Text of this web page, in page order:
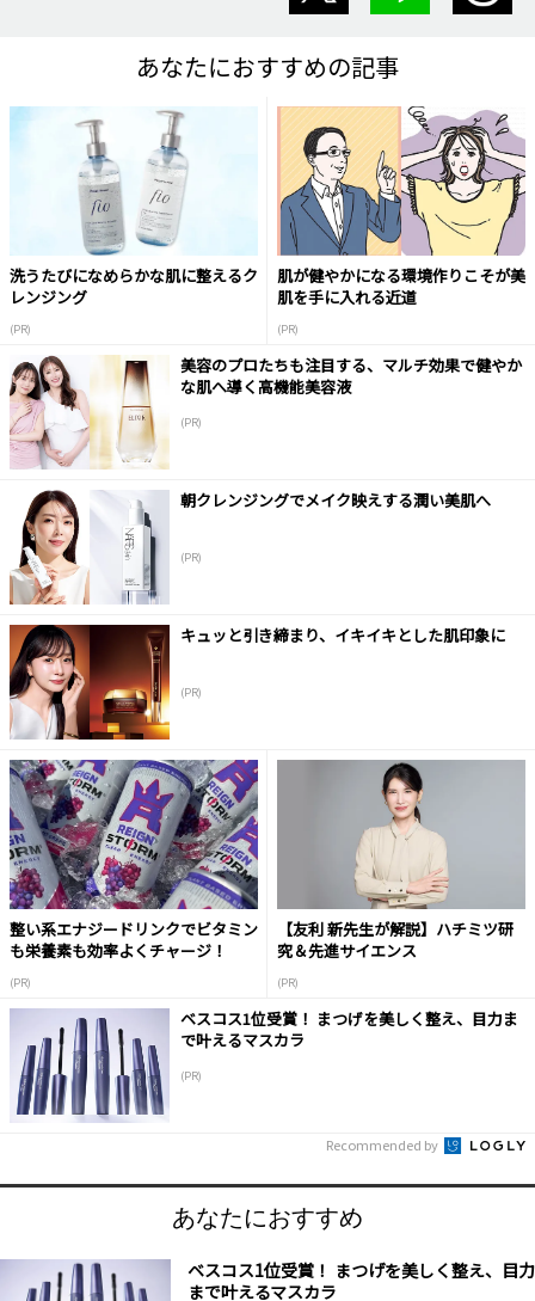
あなたにおすすめの記事
洗うたびになめらかな肌に整えるク
レンジング
(PR)
肌が健やかになる環境作りこそが美
肌を手に入れる近道
(PR)
美容のプロたちも注目する、マルチ効果で健やか
な肌へ導く高機能美容液
(PR)
朝クレンジングでメイク映えする潤い美肌へ
(PR)
キュッと引き締まり、イキイキとした肌印象に
(PR)
整い系エナジードリンクでビタミン
も栄養素も効率よくチャージ！
(PR)
【友利 新先生が解説】ハチミツ研
究＆先進サイエンス
(PR)
ベスコス1位受賞！ まつげを美しく整え、目力ま
で叶えるマスカラ
(PR)
Recommended by
あなたにおすすめ
ベスコス1位受賞！ まつげを美しく整え、目力
まで叶えるマスカラ